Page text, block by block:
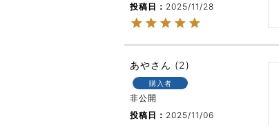
投稿日
2025/11/28
あや 2
購入者
非公開
投稿日
2025/11/06